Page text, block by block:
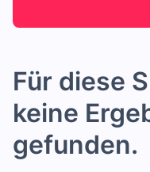
Für diese
keine
gefunden.